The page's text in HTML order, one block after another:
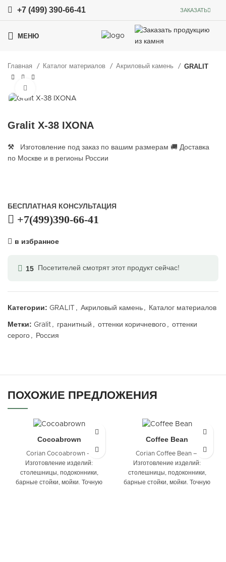
+7 (499) 390-66-41 ЗАКАЗАТЬ
МЕНЮ
Главная Каталог материалов Акриловый камень GRALIT
Gralit X-38 IXONA
⚒ Изготовление под заказ по вашим размерам 🚚 Доставка
по Москве и в регионы России
БЕСПЛАТНАЯ КОНСУЛЬТАЦИЯ
+7(499)390-66-41
в избранное
15 Посетителей смотрят этот продукт сейчас!
Категории: GRALIT , Акриловый камень , Каталог материалов
Метки: Gralit , гранитный , оттенки коричневого , оттенки
серого , Россия
ПОХОЖИЕ ПРЕДЛОЖЕНИЯ
Cocoabrown
Corian Cocoabrown —
Изготовление изделий:
столешницы, подоконники,
барные стойки, мойки. Точную
Coffee Bean
Corian Coffee Bean —
Изготовление изделий:
столешницы, подоконники,
барные стойки, мойки. Точную